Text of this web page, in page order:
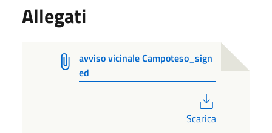
Allegati
avviso vicinale Campoteso_sign
ed
Scarica